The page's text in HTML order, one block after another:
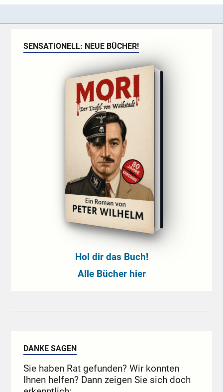
SENSATIONELL: NEUE BÜCHER!
Hol dir das Buch!
Alle Bücher hier
DANKE SAGEN
Sie haben Rat gefunden? Wir konnten
Ihnen helfen? Dann zeigen Sie sich doch